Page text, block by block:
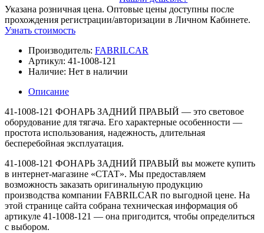
Указана розничная цена. Оптовые цены доступны после
прохождения регистрации/авторизации в Личном Кабинете.
Узнать стоимость
Производитель: FABRILCAR
Артикул: 41-1008-121
Наличие: Нет в наличии
Описание
41-1008-121 ФОНАРЬ ЗАДНИЙ ПРАВЫЙ — это световое
оборудование для тягача. Его характерные особенности —
простота использования, надежность, длительная
бесперебойная эксплуатация.
41-1008-121 ФОНАРЬ ЗАДНИЙ ПРАВЫЙ вы можете купить
в интернет-магазине «СТАТ». Мы предоставляем
возможность заказать оригинальную продукцию
производства компании FABRILCAR по выгодной цене. На
этой странице сайта собрана техническая информация об
артикуле 41-1008-121 — она пригодится, чтобы определиться
с выбором.